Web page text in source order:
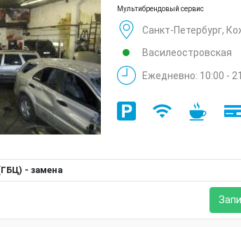
Мультибрендовый сервис
Санкт-Петербург,
Василеостровская
Ежедневно: 10:00 -
- замена